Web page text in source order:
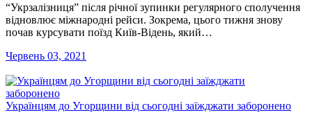
“Укрзалізниця” після річної зупинки регулярного сполучення
відновлює міжнародні рейси. Зокрема, цього тижня знову
почав курсувати поїзд Київ-Відень, який…
Червень 03, 2021
Українцям до Угорщини від сьогодні заїжджати заборонено